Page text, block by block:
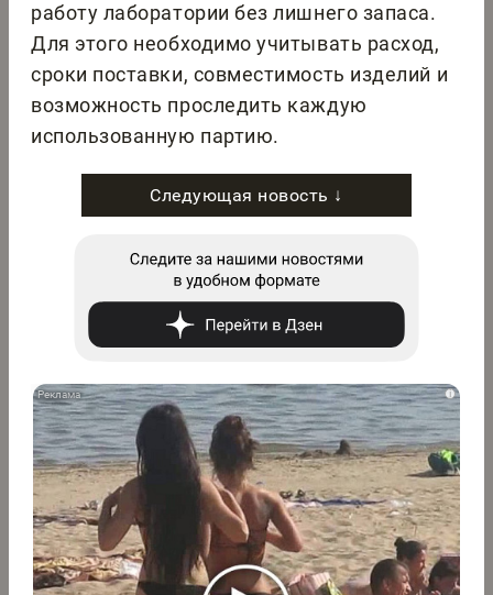
работу лаборатории без лишнего запаса.
Для этого необходимо учитывать расход,
сроки поставки, совместимость изделий и
возможность проследить каждую
использованную партию.
Следующая новость ↓
i